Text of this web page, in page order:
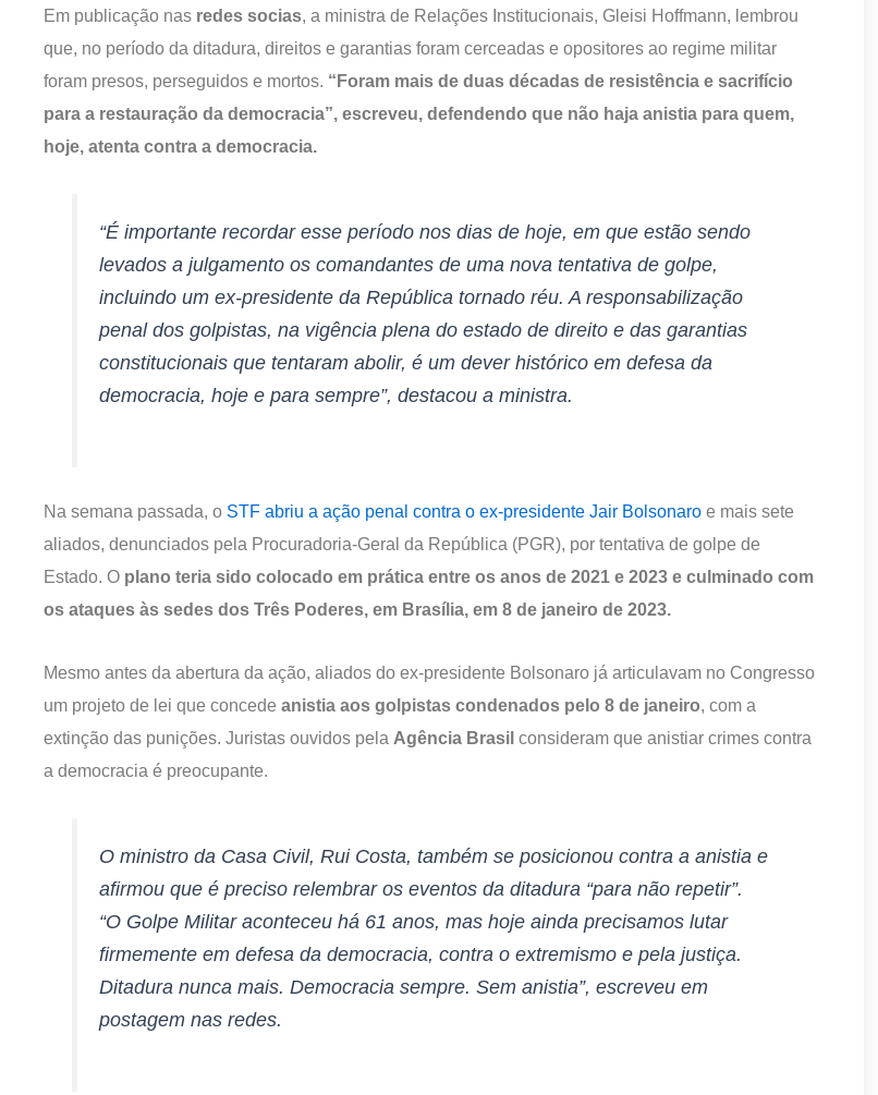
Em publicação nas redes socias, a ministra de Relações Institucionais, Gleisi Hoffmann, lembrou
que, no período da ditadura, direitos e garantias foram cerceadas e opositores ao regime militar
foram presos, perseguidos e mortos. “Foram mais de duas décadas de resistência e sacrifício
para a restauração da democracia”, escreveu, defendendo que não haja anistia para quem,
hoje, atenta contra a democracia.
“É importante recordar esse período nos dias de hoje, em que estão sendo
levados a julgamento os comandantes de uma nova tentativa de golpe,
incluindo um ex-presidente da República tornado réu. A responsabilização
penal dos golpistas, na vigência plena do estado de direito e das garantias
constitucionais que tentaram abolir, é um dever histórico em defesa da
democracia, hoje e para sempre”, destacou a ministra.
Na semana passada, o STF abriu a ação penal contra o ex-presidente Jair Bolsonaro e mais sete
aliados, denunciados pela Procuradoria-Geral da República (PGR), por tentativa de golpe de
Estado. O plano teria sido colocado em prática entre os anos de 2021 e 2023 e culminado com
os ataques às sedes dos Três Poderes, em Brasília, em 8 de janeiro de 2023.
Mesmo antes da abertura da ação, aliados do ex-presidente Bolsonaro já articulavam no Congresso
um projeto de lei que concede anistia aos golpistas condenados pelo 8 de janeiro, com a
extinção das punições. Juristas ouvidos pela Agência Brasil consideram que anistiar crimes contra
a democracia é preocupante.
O ministro da Casa Civil, Rui Costa, também se posicionou contra a anistia e
afirmou que é preciso relembrar os eventos da ditadura “para não repetir”.
“O Golpe Militar aconteceu há 61 anos, mas hoje ainda precisamos lutar
firmemente em defesa da democracia, contra o extremismo e pela justiça.
Ditadura nunca mais. Democracia sempre. Sem anistia”, escreveu em
postagem nas redes.